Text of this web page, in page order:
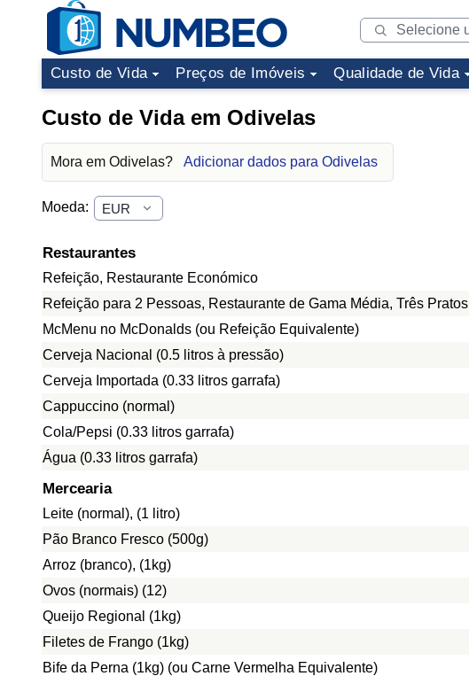
Custo de Vida Preços de Imóveis Qualidade de Vida
Custo de Vida em Odivelas
Mora em Odivelas? Adicionar dados para Odivelas
Moeda:
Restaurantes
Refeição, Restaurante Económico
Refeição para 2 Pessoas, Restaurante de Gama Média, Três Pratos
McMenu no McDonalds (ou Refeição Equivalente)
Cerveja Nacional (0.5 litros à pressão)
Cerveja Importada (0.33 litros garrafa)
Cappuccino (normal)
Cola/Pepsi (0.33 litros garrafa)
Água (0.33 litros garrafa)
Mercearia
Leite (normal), (1 litro)
Pão Branco Fresco (500g)
Arroz (branco), (1kg)
Ovos (normais) (12)
Queijo Regional (1kg)
Filetes de Frango (1kg)
Bife da Perna (1kg) (ou Carne Vermelha Equivalente)